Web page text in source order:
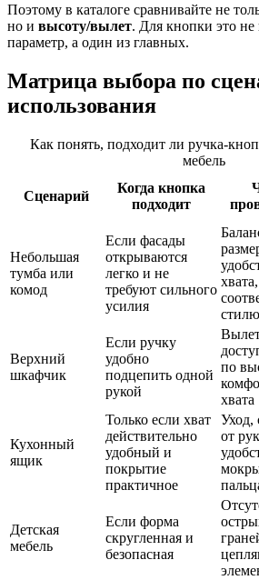
Поэтому в каталоге сравнивайте не
но и высоту/вылет. Для кнопки это не
параметр, а один из главных.
Матрица выбора по
использования
Как понять, подходит ли ручка-
мебель
Сценарий
Когда кнопка
подходит
Небольшая
тумба или
комод
Если фасады
открываются
легко и не
требуют сильного
усилия
хвата,
стилю
Верхний
шкафчик
Если ручку
удобно
подцепить одной
рукой
по
хвата
Кухонный
ящик
Только если хват
действительно
удобный и
покрытие
практичное
Уход,
от
Детская
мебель
Если форма
скругленная и
безопасная